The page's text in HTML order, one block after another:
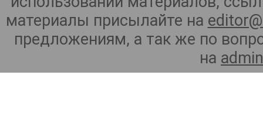
материалы присылайте на
предложениям, а так же по
на